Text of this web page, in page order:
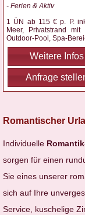
- Ferien & Aktiv
1 ÜN ab 115 € p. P.
Meer, Privatstrand mit
Outdoor-Pool, Spa-
Weitere Infos
Anfrage
Romantischer
Individuelle
sorgen für einen
Sie eines unserer
sich auf Ihre
Service, kuschelige